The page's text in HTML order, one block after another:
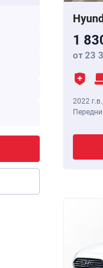
1
от 23
2022 г.в.,